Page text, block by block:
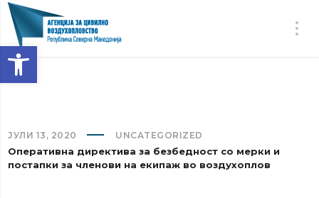
Open toolbar
ЈУЛИ 13, 2020 UNCATEGORIZED
Оперативна директива за безбедност со мерки и
постапки за членови на екипаж во воздухоплов